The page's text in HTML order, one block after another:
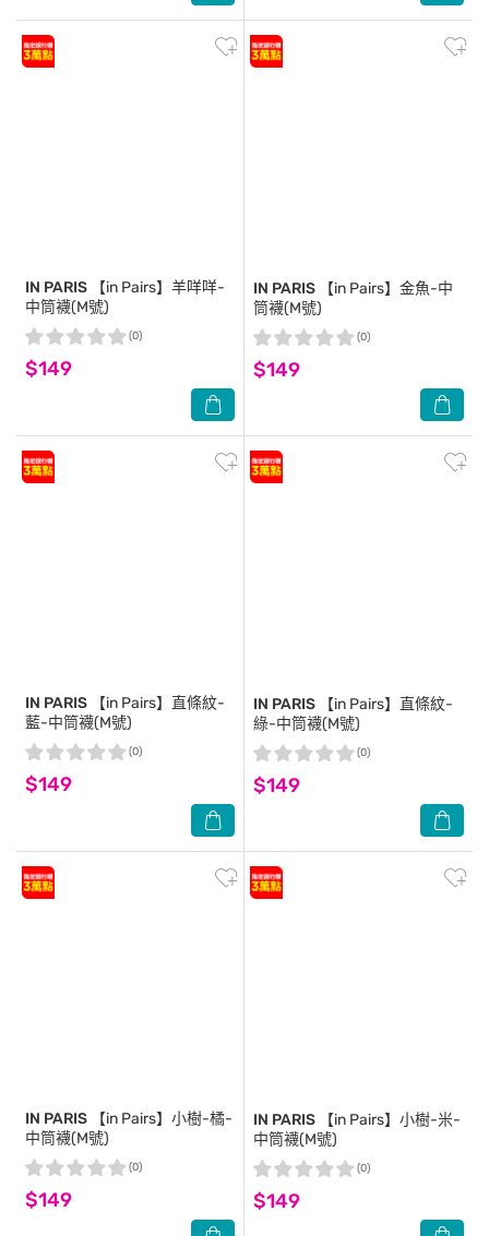
IN PARIS 【in Pairs】羊咩咩-
中筒襪(M號)
$149
(0)
IN PARIS 【in Pairs】金魚-中
筒襪(M號)
$149
(0)
IN PARIS 【in Pairs】直條紋-
藍-中筒襪(M號)
$149
(0)
IN PARIS 【in Pairs】直條紋-
綠-中筒襪(M號)
$149
(0)
IN PARIS 【in Pairs】小樹-橘-
中筒襪(M號)
$149
(0)
IN PARIS 【in Pairs】小樹-米-
中筒襪(M號)
$149
(0)